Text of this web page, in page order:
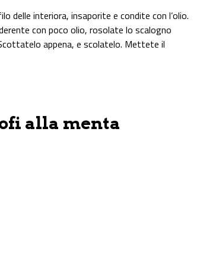
delle interiora, insaporite e condite con l’olio.
con poco olio, rosolate lo scalogno
appena, e scolatelo. Mettete il
alla menta